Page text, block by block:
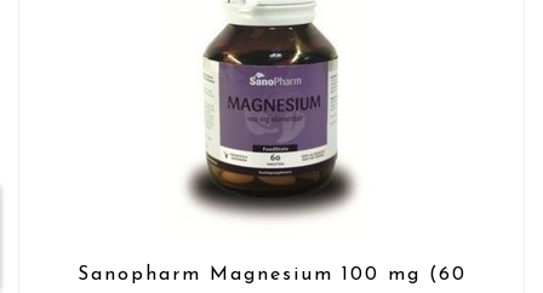
Sanopharm Magnesium 100 mg (60